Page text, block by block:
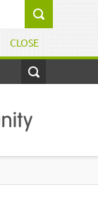
CLOSE